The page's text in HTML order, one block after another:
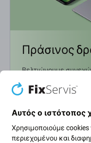
Πράσινος
Βελτιώνουμε
περισσότερα για το
Αυτός ο ιστότοπος
Χρησιμοποιούμε
περιεχομένου και